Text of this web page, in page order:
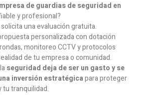
de guardias de seguridad en
y profesional?
una evaluación gratuita.
personalizada con dotación
monitoreo CCTV y protocolos
de tu empresa o comunidad.
seguridad deja de ser un gasto y se
inversión estratégicapara proteger
tranquilidad.